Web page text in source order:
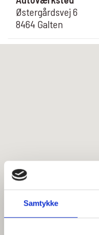
Samtykke
Østergårdsvej 6
8464 Galten